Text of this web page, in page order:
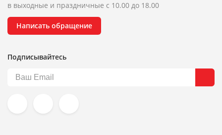
в выходные и праздничные с 10.00 до 18.00
Написать обращение
Подписывайтесь